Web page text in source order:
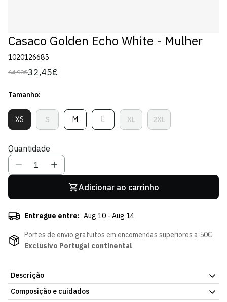
Casaco Golden Echo White - Mulher
1020126685
Preço
64,90€
Preço
venda
32,45€
Tamanho:
XSVariante
Esgotada
Indisponível
SVariante
Esgotada
Indisponível
MVariante
Esgotada
LVariante
Esgotada
XL
Variante
Esgotada
2XLVariante
Esgotada
Quantidade
Adicionar ao carrinho
Entregue entre: Aug 10 - Aug 14
Portes de envio gratuitos em encomendas superiores a 50€
Exclusivo Portugal continental
Descrição
Casaco Golden Echo White - Mulher, da atual coleção da Loja
Composição e cuidados